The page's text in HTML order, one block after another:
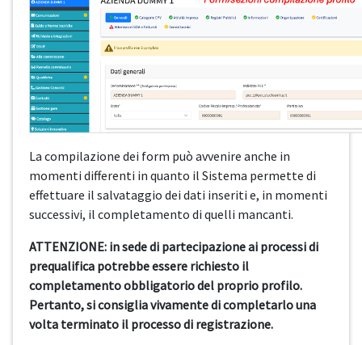
La compilazione dei form può avvenire anche in
momenti differenti in quanto il Sistema permette di
effettuare il salvataggio dei dati inseriti e, in momenti
successivi, il completamento di quelli mancanti.
ATTENZIONE: in sede di partecipazione ai processi di
prequalifica potrebbe essere richiesto il
completamento obbligatorio del proprio profilo.
Pertanto, si consiglia vivamente di completarlo una
volta terminato il processo di registrazione.